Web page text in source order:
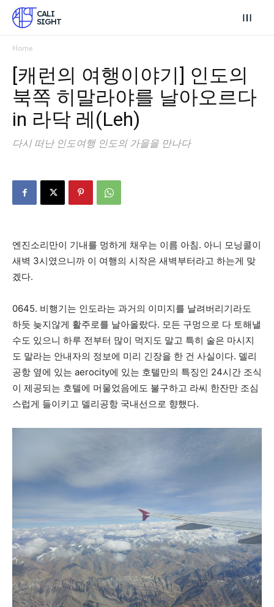
CALI
SIGHT
Home
[캐런의 여행이야기] 인도의
북쪽 히말라야를 날아오르다
in 라닥 레(Leh)
다시 떠난 인도여행 인도의 가을을 만나다
엔진소리만이 기내를 멍하게 채우는 이름 아침. 아니 모닝콜이
새벽 3시였으니까 이 여행의 시작은 새벽부터라고 하는게 맞
겠다.
0645. 비행기는 인도라는 과거의 이미지를 날려버리기라도
하듯 늦지않게 활주로를 날아올랐다. 모든 구멍으로 다 토해낼
수도 있으니 하루 전부터 많이 먹지도 말고 특히 술은 마시지
도 말라는 안내자의 정보에 미리 긴장을 한 건 사실이다. 델리
공항 옆에 있는 aerocity에 있는 호텔만의 특징인 24시간 조식
이 제공되는 호텔에 머물었음에도 불구하고 라씨 한잔만 조심
스럽게 들이키고 델리공항 국내선으로 향했다.